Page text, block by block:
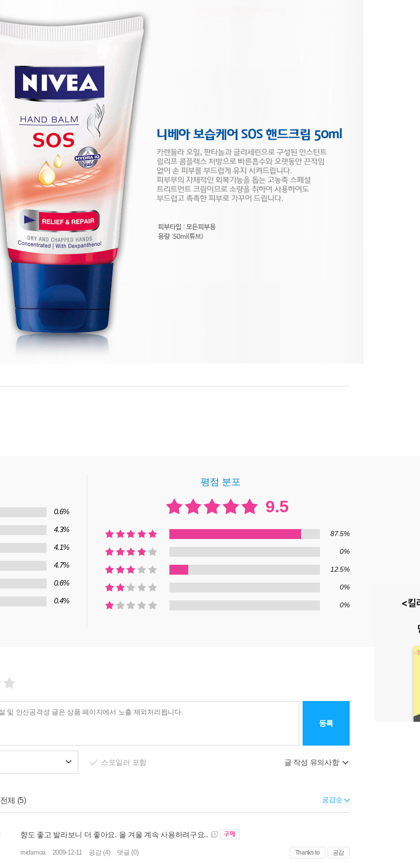
0.6%
4.3%
4.1%
4.7%
0.6%
0.4%
평점 분포
9.5
87.5%
0%
12.5%
0%
0%
등록
스포일러 포함 글 작성 유의사항
전체 (5) 공감순
향도 좋고 발라보니 더 좋아요. 올 겨울 계속 사용하려구요..
midamoa 2009-12-11 공감 (4) 댓글 (0) Thanks to 공감